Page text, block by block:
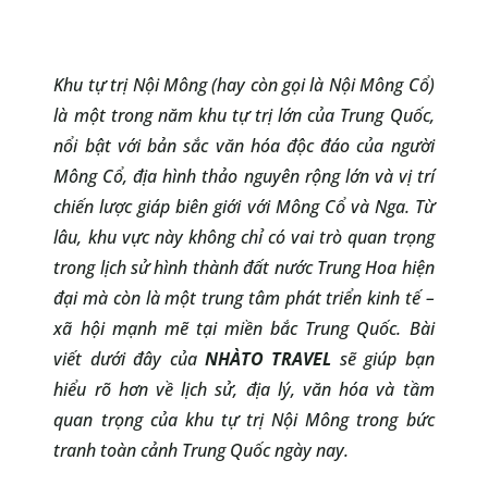
Khu tự trị Nội Mông (hay còn gọi là Nội Mông Cổ)
là một trong năm khu tự trị lớn của Trung Quốc,
nổi bật với bản sắc văn hóa độc đáo của người
Mông Cổ, địa hình thảo nguyên rộng lớn và vị trí
chiến lược giáp biên giới với Mông Cổ và Nga. Từ
lâu, khu vực này không chỉ có vai trò quan trọng
trong lịch sử hình thành đất nước Trung Hoa hiện
đại mà còn là một trung tâm phát triển kinh tế –
xã hội mạnh mẽ tại miền bắc Trung Quốc. Bài
viết dưới đây của NHÀTO TRAVEL sẽ giúp bạn
hiểu rõ hơn về lịch sử, địa lý, văn hóa và tầm
quan trọng của khu tự trị Nội Mông trong bức
tranh toàn cảnh Trung Quốc ngày nay.